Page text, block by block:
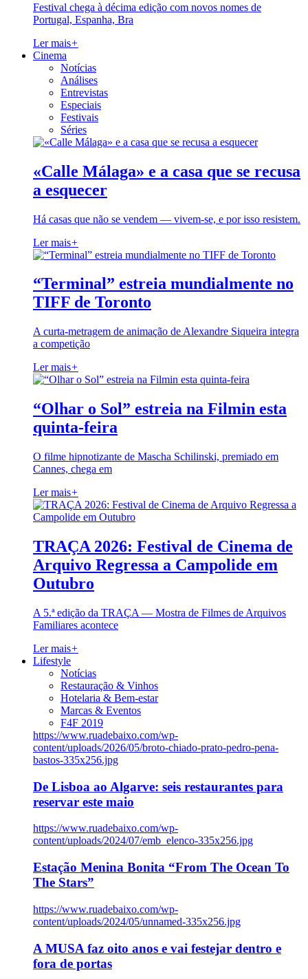
Festival chega à décima edição com novos nomes de
Portugal, Espanha, Bra
Ler mais+
Cinema
Notícias
Análises
Entrevistas
Especiais
Festivais
Séries
«Calle Málaga» e a casa que se recusa
a esquecer
Há casas que não se vendem — vivem-se, e por isso resistem.
Ler mais+
“Terminal” estreia mundialmente no
TIFF de Toronto
A curta-metragem de animação de Alexandre Siqueira integra
a competição
Ler mais+
“Olhar o Sol” estreia na Filmin esta
quinta-feira
O filme hipnotizante de Mascha Schilinski, premiado em
Cannes, chega em
Ler mais+
TRAÇA 2026: Festival de Cinema de
Arquivo Regressa a Campolide em
Outubro
A 5.ª edição da TRAÇA — Mostra de Filmes de Arquivos
Familiares acontece
Ler mais+
Lifestyle
Notícias
Restauração & Vinhos
Hotelaria & Bem-estar
Marcas & Eventos
F4F 2019
https://www.ruadebaixo.com/wp-
content/uploads/2026/05/broto-chiado-prato-pedro-pena-
bastos-335x256.jpg
De Lisboa ao Algarve: seis restaurantes para
reservar este maio
https://www.ruadebaixo.com/wp-
content/uploads/2024/07/emb_elenco-335x256.jpg
Estação Menina Bonita “From The Ocean To
The Stars”
https://www.ruadebaixo.com/wp-
content/uploads/2024/05/unnamed-335x256.jpg
A MUSA faz oito anos e vai festejar dentro e
fora de portas